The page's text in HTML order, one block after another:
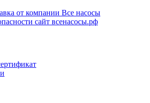
от компании Все насосы
сайт всенасосы.рф